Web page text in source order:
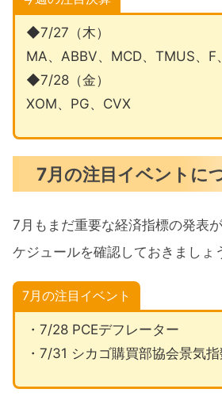
◆7/27（木）
MA、ABBV、MCD、TMUS、F
◆7/28（金）
XOM、PG、CVX
7月の注目イベントに
7月もまだ重要な経済指標の発表
ケジュールを確認しておきましょ
7月の注目イベント
・7/28 PCEデフレーター
・7/31 シカゴ購買部協会景気指